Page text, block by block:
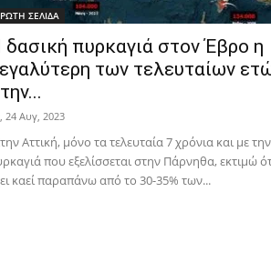
ΣΕΛΙΔΑ
δασική πυρκαγιά στον Έβρο η
των τελευταίων
24 Αυγ, 2023
Αττική, μόνο τα τελευταία 7 χρόνια και με την
που εξελίσσεται στην Πάρνηθα, εκτιμώ
καεί παραπάνω από το 30-35% των...